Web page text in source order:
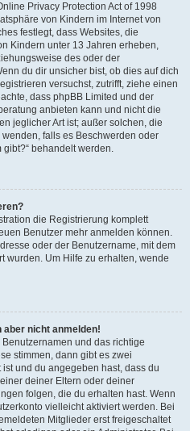
Privacy Protection Act of 1998
von Kindern im Internet von
festlegt, dass Websites, die
Kindern unter 13 Jahren erheben,
des oder der
du dir unsicher bist, ob dies auf dich
versuchst, zutrifft, ziehe einen
dass phpBB Limited und der
anbieten kann und nicht die
jeglicher Art ist; außer solchen, die
falls es Beschwerden oder
behandelt werden.
die Registrierung komplett
Benutzer mehr anmelden können.
oder der Benutzername, mit dem
wurden. Um Hilfe zu erhalten, wende
aber nicht anmelden!
und das richtige
stimmen, dann gibt es zwei
ist und du angegeben hast, dass du
deiner Eltern oder deiner
folgen, die du erhalten hast. Wenn
vielleicht aktiviert werden. Bei
Mitglieder erst freigeschaltet